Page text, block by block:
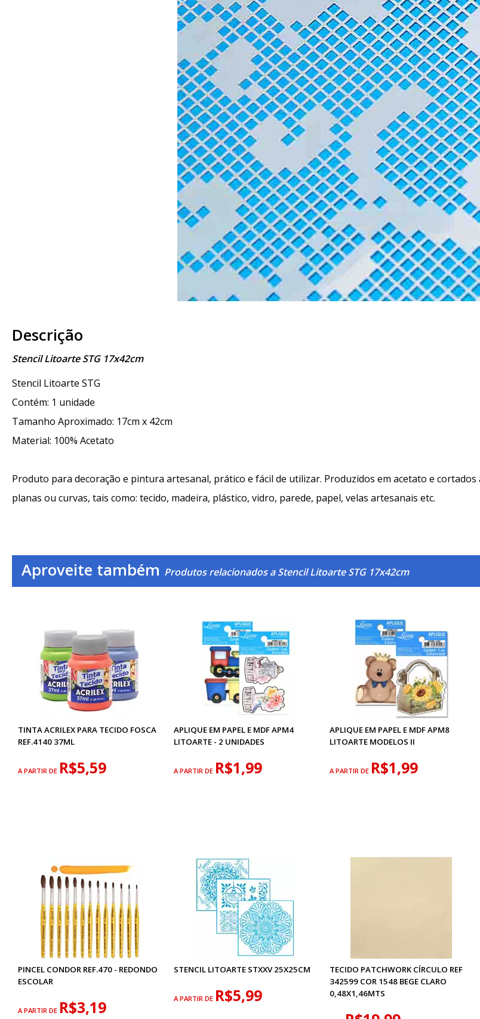
Descrição
Stencil Litoarte STG 17x42cm
Stencil Litoarte STG
Contém: 1 unidade
Tamanho Aproximado: 17cm x 42cm
Material: 100% Acetato
Produto para decoração e pintura artesanal, prático e fácil de utilizar. Produzidos em acetato e
planas ou curvas, tais como: tecido, madeira, plástico, vidro, parede, papel, velas artesanais etc.
Aproveite também Produtos relacionados a Stencil Litoarte STG 17x42cm
TINTA ACRILEX PARA TECIDO FOSCA
REF.4140 37ML
A PARTIR DE R$5,59
APLIQUE EM PAPEL E MDF APM4
LITOARTE - 2 UNIDADES
A PARTIR DE R$1,99
APLIQUE EM PAPEL E MDF APM8
LITOARTE MODELOS II
A PARTIR DE R$1,99
PINCEL CONDOR REF.470 - REDONDO
ESCOLAR
A PARTIR DE R$3,19
STENCIL LITOARTE STXXV 25X25CM
A PARTIR DE R$5,99
TECIDO PATCHWORK CÍRCULO REF
342599 COR 1548 BEGE CLARO
0,48X1,46MTS